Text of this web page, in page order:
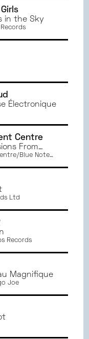
in the Sky
Électronique
Centre
From
CentreBlue Note
Ltd
Records
Magnifique
Joe